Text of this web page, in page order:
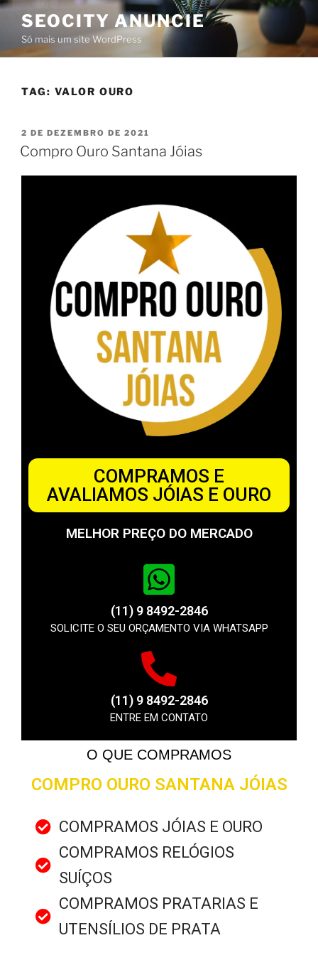
SEOCITY ANUNCIE
Só mais um site WordPress
TAG: VALOR OURO
2 DE DEZEMBRO DE 2021
Compro Ouro Santana Jóias
COMPRAMOS E
AVALIAMOS JÓIAS E OURO
MELHOR PREÇO DO MERCADO
(11) 9 8492-2846
SOLICITE O SEU ORÇAMENTO VIA WHATSAPP
(11) 9 8492-2846
ENTRE EM CONTATO
O QUE COMPRAMOS
COMPRO OURO SANTANA JÓIAS
COMPRAMOS JÓIAS E OURO
COMPRAMOS RELÓGIOS
SUÍÇOS
COMPRAMOS PRATARIAS E
UTENSÍLIOS DE PRATA